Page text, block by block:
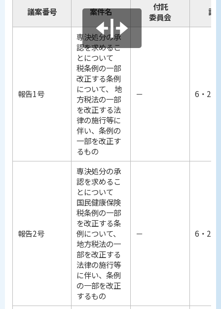
議案番号 案件名
付託
委員会
議
報告1号
専決処分の承
認を求めるこ
とについて
税条例の一部
改正する条例
について、 地
方税法の一部
を改正する法
律の施行等に
伴い、条例の
一部を改正す
るもの
－ 6・25
報告2号
専決処分の承
認を求めるこ
とについて
国民健康保険
税条例の一部
を改正する条
例について、
地方税法の一
部を改正する
法律の施行等
に伴い、条例
の一部を改正
するもの
－ 6・25